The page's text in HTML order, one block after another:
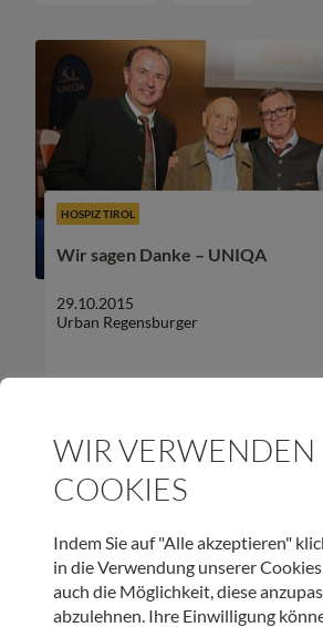
HOSPIZ TIROL
Wir sagen Danke – UNIQA
29.10.2015
Urban Regensburger
ANMELDEN
WIR VERWENDEN
COOKIES
Indem Sie auf "Alle akzeptieren"
in die Verwendung unserer
auch die Möglichkeit, diese
abzulehnen. Ihre Einwilligung